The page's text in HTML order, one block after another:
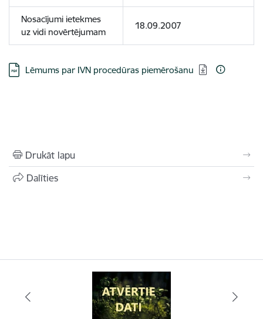
Nosacījumi ietekmes
uz vidi novērtējumam
18.09.2007
Lejupielādēt:
Lēmums par IVN procedūras piemērošanu
Drukāt lapu
Dalīties